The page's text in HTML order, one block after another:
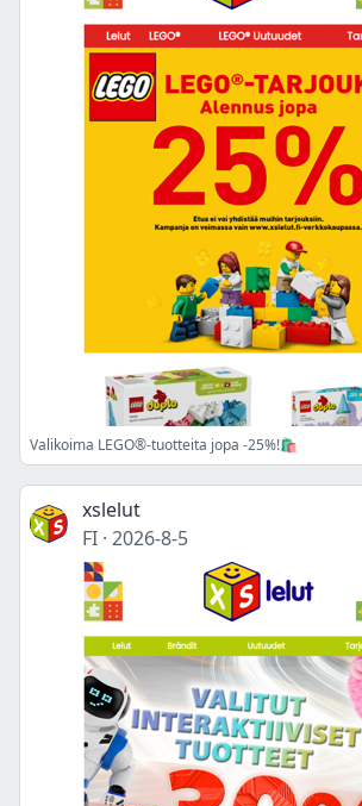
Valikoima LEGO®-tuotteita jopa -25%!🛍️
xslelut
FI · 2026-8-5